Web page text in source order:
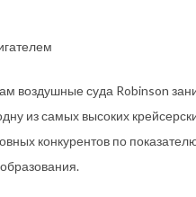
воздушные суда Robinson
из самых высоких
конкурентов по